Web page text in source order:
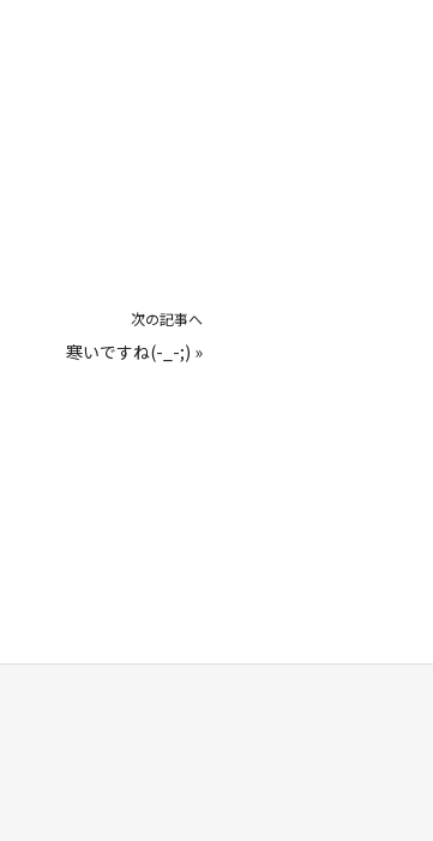
次の記事へ
寒いですね(-_-;) »